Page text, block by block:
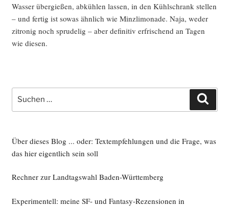
Was­ser über­gie­ßen, abküh­len las­sen, in den Kühl­schrank stel­len
– und fer­tig ist sowas ähn­lich wie Minz­li­mo­na­de. Naja, weder
zitro­nig noch spru­del­ig – aber defi­ni­tiv erfri­schend an Tagen
wie diesen.
Suche
nach:
Über dieses Blog ... oder: Textempfehlungen und die Frage, was
das hier eigentlich sein soll
Rechner zur Landtagswahl Baden-Württemberg
Experimentell: meine SF- und Fantasy-Rezensionen in